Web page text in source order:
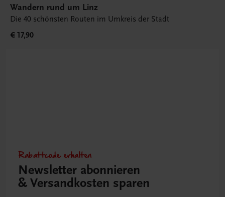
Wandern rund um Linz
Die 40 schönsten Routen im Umkreis der Stadt
€ 17,90
Rabattcode erhalten
Newsletter abonnieren
& Versandkosten sparen